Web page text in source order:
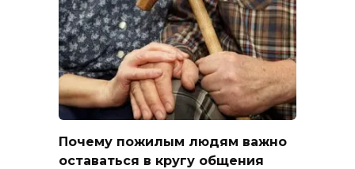
Почему пожилым людям важно
оставаться в кругу общения